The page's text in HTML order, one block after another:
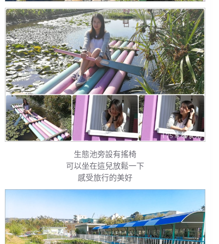
生態池旁設有搖椅
可以坐在這兒放鬆一下
感受旅行的美好